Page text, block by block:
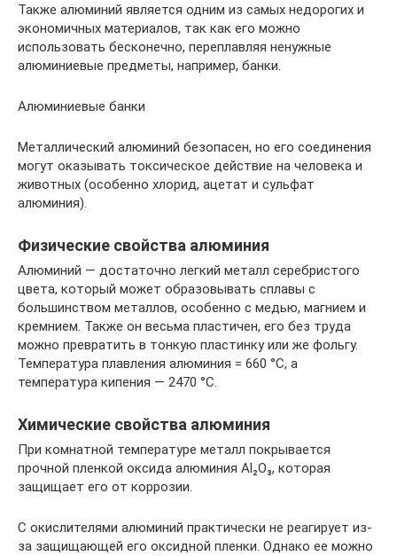
Также алюминий является одним из самых недорогих и
экономичных материалов, так как его можно
использовать бесконечно, переплавляя ненужные
алюминиевые предметы, например, банки.
Алюминиевые банки
Металлический алюминий безопасен, но его соединения
могут оказывать токсическое действие на человека и
животных (особенно хлорид, ацетат и сульфат
алюминия).
Физические свойства алюминия
Алюминий — достаточно легкий металл серебристого
цвета, который может образовывать сплавы с
большинством металлов, особенно с медью, магнием и
кремнием. Также он весьма пластичен, его без труда
можно превратить в тонкую пластинку или же фольгу.
Температура плавления алюминия = 660 °C, а
температура кипения — 2470 °C.
Химические свойства алюминия
При комнатной температуре металл покрывается
прочной пленкой оксида алюминия Al₂O₃, которая
защищает его от коррозии.
С окислителями алюминий практически не реагирует из-
за защищающей его оксидной пленки. Однако ее можно